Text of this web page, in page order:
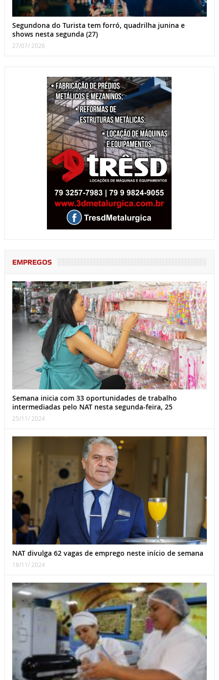
Segundona do Turista tem forró, quadrilha junina e
shows nesta segunda (27)
27/07/ 2026
EMPREGOS
Semana inicia com 33 oportunidades de trabalho
intermediadas pelo NAT nesta segunda-feira, 25
25/11/ 2024
NAT divulga 62 vagas de emprego neste início de semana
18/11/ 2024